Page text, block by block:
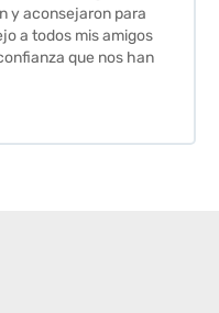
y aconsejaron para
a todos mis amigos
que nos han